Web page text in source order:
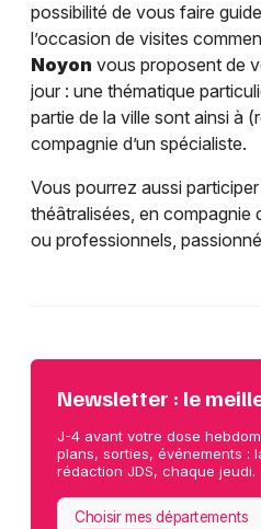
possibilité de vous faire
l’occasion de visites
Noyon vous proposent de
jour : une thématique
partie de la ville sont ainsi à
compagnie d’un spécialiste.
Vous pourrez aussi
théâtralisées, en compagnie
ou professionnels,
Newsletter : le
J-4 avant votre dose
plans, sorties, événements :
rédaction JDS, chaque jeudi.
Choisir mes départements